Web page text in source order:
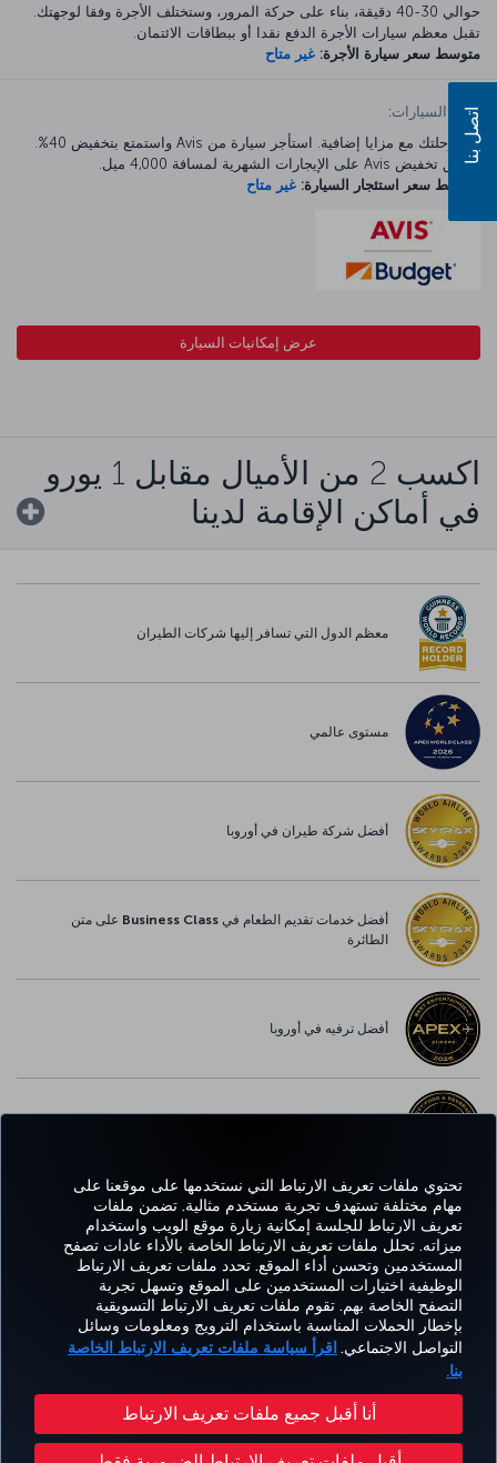
تحتوي ملفات تعريف الارتباط التي نستخدمها على موقعنا على
مهام مختلفة تستهدف تجربة مستخدم مثالية. تضمن ملفات
تعريف الارتباط للجلسة إمكانية زيارة موقع الويب واستخدام
ميزاته. تحلل ملفات تعريف الارتباط الخاصة بالأداء عادات تصفح
المستخدمين وتحسن أداء الموقع. تحدد ملفات تعريف الارتباط
الوظيفية اختيارات المستخدمين على الموقع وتسهل تجربة
التصفح الخاصة بهم. تقوم ملفات تعريف الارتباط التسويقية
بإخطار الحملات المناسبة باستخدام الترويج ومعلومات وسائل
التواصل الاجتماعي. اقرأ سياسة ملفات تعريف الارتباط الخاصة
بنا.
أنا أقبل جميع ملفات تعريف الارتباط
حوالي 30-40 دقيقة، بناء على حركة المرور، وستختلف الأجرة وفقا لوجهتك.
تقبل معظم سيارات الأجرة الدفع نقدا أو ببطاقات الائتمان.
متوسط سعر سيارة الأجرة: غير متاح
تأجير السيارات:
ابدأ رحلتك مع مزايا إضافية. استأجر سيارة من Avis واستمتع بتخفيض 40%.
ينطبق تخفيض Avis على الإيجارات الشهرية لمسافة 4,000 ميل.
متوسط سعر استئجار السيارة: غير متاح
عرض إمكانيات السيارة
اكسب 2 من الأميال مقابل 1 يورو
في أماكن الإقامة لدينا
معظم الدول التي تسافر إليها شركات الطيران
مستوى عالمي
أفضل شركة طيران في أوروبا
أفضل خدمات تقديم الطعام في Business Class على متن
الطائرة
أفضل ترفيه في أوروبا
Facebook
Twitter
Instagram
YouTube
LinkedIn
تيك توك
Blog
Pinterest
الحجز
والإدارة
خبرة
العروض
والوجهات
مساعدة MILES&SMILES
CORPORATE
CLUB
سياسة الخصوصية وملفات تعريف الارتباط إشعار قانوني حقوق المسافر
تغيير إعدادات ملفات تعريف الارتباط خطة خدمة عملاء وزارة النقل الأمريكية
اتصل بنا